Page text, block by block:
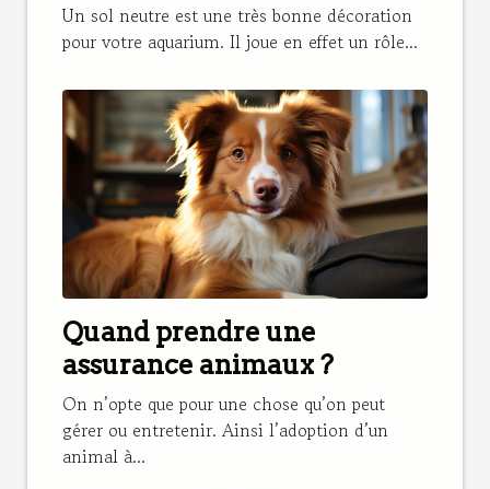
Un sol neutre est une très bonne décoration
pour votre aquarium. Il joue en effet un rôle...
Quand prendre une
assurance animaux ?
On n’opte que pour une chose qu’on peut
gérer ou entretenir. Ainsi l’adoption d’un
animal à...